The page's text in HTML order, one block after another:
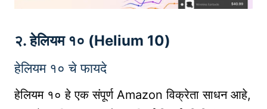
२. हेलियम १० (Helium 10)
हेलियम १० चे फायदे
हेलियम १० हे एक संपूर्ण Amazon विक्रेता साधन आहे,